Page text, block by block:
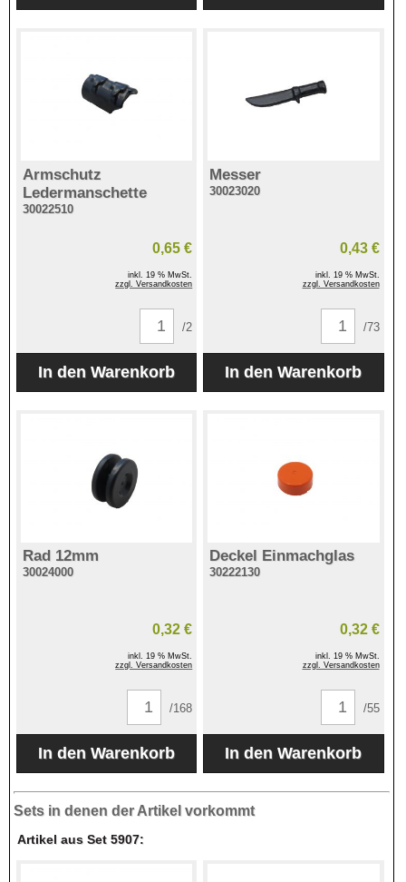
Armschutz
Ledermanschette
30022510
0,65 €
inkl. 19 % MwSt.
zzgl. Versandkosten
/2
Messer
30023020
0,43 €
inkl. 19 % MwSt.
zzgl. Versandkosten
/73
Rad 12mm
30024000
0,32 €
inkl. 19 % MwSt.
zzgl. Versandkosten
/168
Deckel Einmachglas
30222130
0,32 €
inkl. 19 % MwSt.
zzgl. Versandkosten
/55
Sets in denen der Artikel vorkommt
Artikel aus Set 5907: